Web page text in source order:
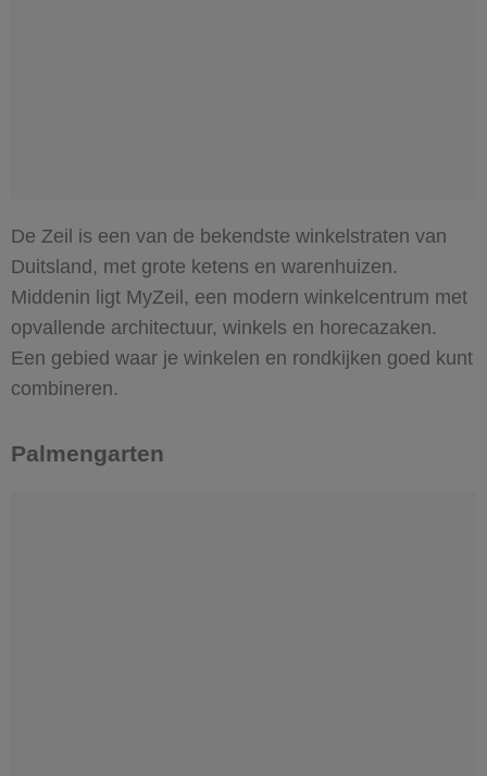
De Zeil is een van de bekendste winkelstraten van
Duitsland, met grote ketens en warenhuizen.
Middenin ligt MyZeil, een modern winkelcentrum met
opvallende architectuur, winkels en horecazaken.
Een gebied waar je winkelen en rondkijken goed kunt
combineren.
Palmengarten